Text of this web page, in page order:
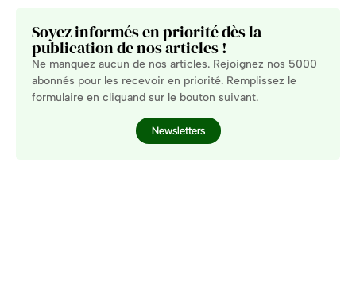
Soyez informés en priorité dès la
publication de nos articles !
Ne manquez aucun de nos articles. Rejoignez nos 5000
abonnés pour les recevoir en priorité. Remplissez le
formulaire en cliquand sur le bouton suivant.
Newsletters